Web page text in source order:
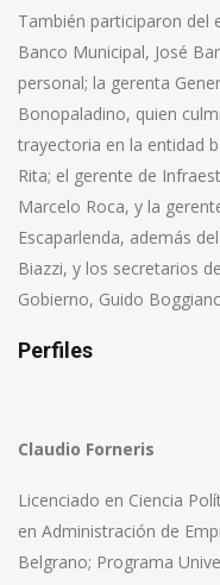
También participaron del
Banco Municipal, José
personal; la gerenta
Bonopaladino, quien
trayectoria en la entidad
Rita; el gerente de
Marcelo Roca, y la
Escaparlenda, además
Biazzi, y los secretarios
Gobierno, Guido
Perfiles
Claudio Forneris
Licenciado en Ciencia
en Administración de
Belgrano; Programa